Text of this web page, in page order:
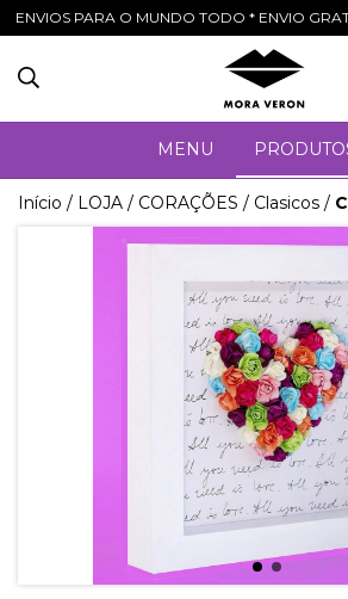
ENVIOS PARA O MUNDO TODO * ENVIO
MENU
Início / LOJA / CORAÇÕES / Clasicos /